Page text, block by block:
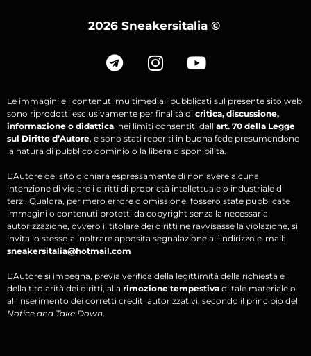
2026 Sneakersitalia ©
Le immagini e i contenuti multimediali pubblicati sul presente sito web
sono riprodotti esclusivamente per finalità di critica, discussione,
informazione o didattica, nei limiti consentiti dall’art. 70 della Legge
sul Diritto d’Autore, e sono stati reperiti in buona fede presumendone
la natura di pubblico dominio o la libera disponibilità.
L’Autore del sito dichiara espressamente di non avere alcuna
intenzione di violare i diritti di proprietà intellettuale o industriale di
terzi. Qualora, per mero errore o omissione, fossero state pubblicate
immagini o contenuti protetti da copyright senza la necessaria
autorizzazione, ovvero il titolare dei diritti ne ravvisasse la violazione, si
invita lo stesso a inoltrare apposita segnalazione all’indirizzo e-mail:
sneakersitalia@hotmail.com
L’Autore si impegna, previa verifica della legittimità della richiesta e
della titolarità dei diritti, alla rimozione tempestiva di tale materiale o
all’inserimento dei corretti crediti autorizzativi, secondo il principio del
Notice and Take Down.